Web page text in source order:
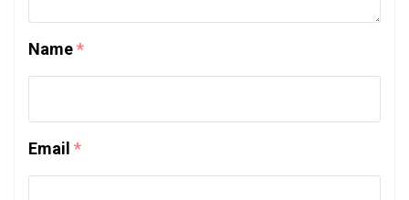
Name*
Email *